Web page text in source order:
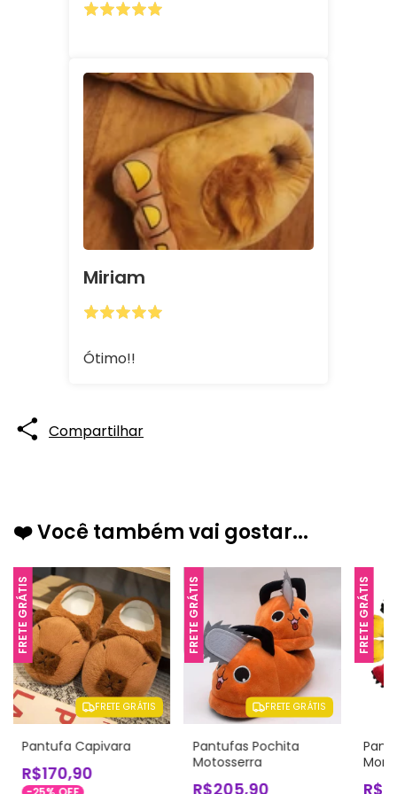
Miriam
Ótimo!!
Compartilhar
❤️ Você também vai gostar...
FRETE GRÁTIS
FRETE GRÁTIS
Pantufa Capivara
R$170,90
FRETE GRÁTIS
FRETE GRÁTIS
Pantufas Pochita
Motosserra
R$205,90
FRETE GRÁTIS